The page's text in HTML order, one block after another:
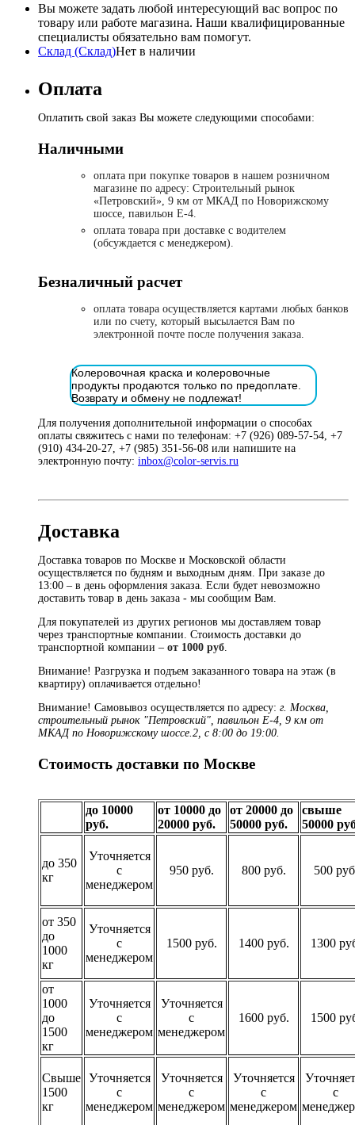
Вы можете задать любой интересующий вас вопрос по
товару или работе магазина. Наши квалифицированные
специалисты обязательно вам помогут.
Склад (Склад)Нет в наличии
Оплата
Оплатить свой заказ Вы можете следующими способами:
Наличными
оплата при покупке товаров в нашем розничном
магазине по адресу: Строительный рынок
«Петровский», 9 км от МКАД по Новорижскому
шоссе, павильон Е-4.
оплата товара при доставке с водителем
(обсуждается с менеджером).
Безналичный расчет
оплата товара осуществляется картами любых банков
или по счету, который высылается Вам по
электронной почте после получения заказа.
Колеровочная краска и колеровочные
продукты продаются только по предоплате.
Возврату и обмену не подлежат!
Для получения дополнительной информации о способах
оплаты свяжитесь с нами по телефонам: +7 (926) 089-57-54, +7
(910) 434-20-27, +7 (985) 351-56-08 или напишите на
электронную почту: inbox@color-servis.ru
Доставка
Доставка товаров по Москве и Московской области
осуществляется по будням и выходным дням. При заказе до
13:00 – в день оформления заказа. Если будет невозможно
доставить товар в день заказа - мы сообщим Вам.
Для покупателей из других регионов мы доставляем товар
через транспортные компании. Стоимость доставки до
транспортной компании – от 1000 руб
Внимание! Разгрузка и подъем заказанного товара на этаж (в
квартиру) оплачивается отдельно!
Внимание! Самовывоз осуществляется по адресу: г. Москва,
строительный рынок "Петровский", павильон Е-4, 9 км от
МКАД по Новорижскому шоссе.2, с 8:00 до 19:00.
Стоимость доставки по Москве
до 10000
руб.
от 10000 до
20000 руб.
от 20000 до
50000 руб.
свыше
50000
до 350
кг
Уточняется
с
менеджером
950 руб. 800 руб. 500
от 350
до
1000
кг
Уточняется
с
менеджером
1500 руб. 1400 руб. 1300
от
1000
до
1500
кг
Уточняется
с
менеджером
Уточняется
с
менеджером
1600 руб. 1500
Свыше
1500
кг
Уточняется
с
менеджером
Уточняется
с
менеджером
Уточняется
с
менеджером
с